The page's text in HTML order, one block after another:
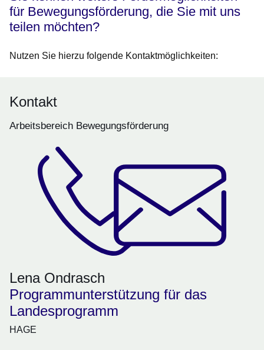
für Bewegungsförderung, die Sie mit uns
teilen möchten?
Nutzen Sie hierzu folgende Kontaktmöglichkeiten:
Kontakt
Arbeitsbereich Bewegungsförderung
Lena Ondrasch
Programmunterstützung für das
Landesprogramm
HAGE